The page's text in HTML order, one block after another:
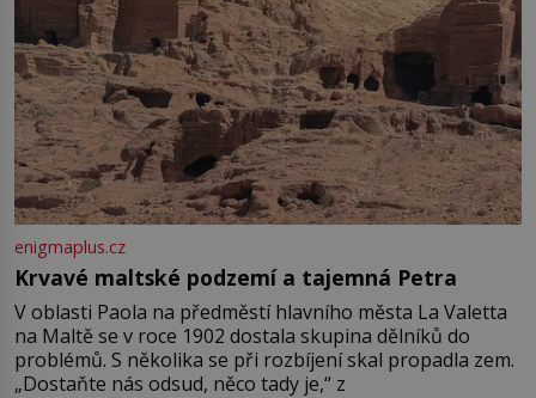
enigmaplus.cz
Krvavé maltské podzemí a tajemná Petra
V oblasti Paola na předměstí hlavního města La Valetta
na Maltě se v roce 1902 dostala skupina dělníků do
problémů. S několika se při rozbíjení skal propadla zem.
„Dostaňte nás odsud, něco tady je,“ z